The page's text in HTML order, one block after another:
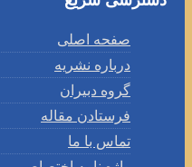
صفحه اصلی
درباره نشریه
گروه دبیران
فرستادن مقاله
تماس با ما